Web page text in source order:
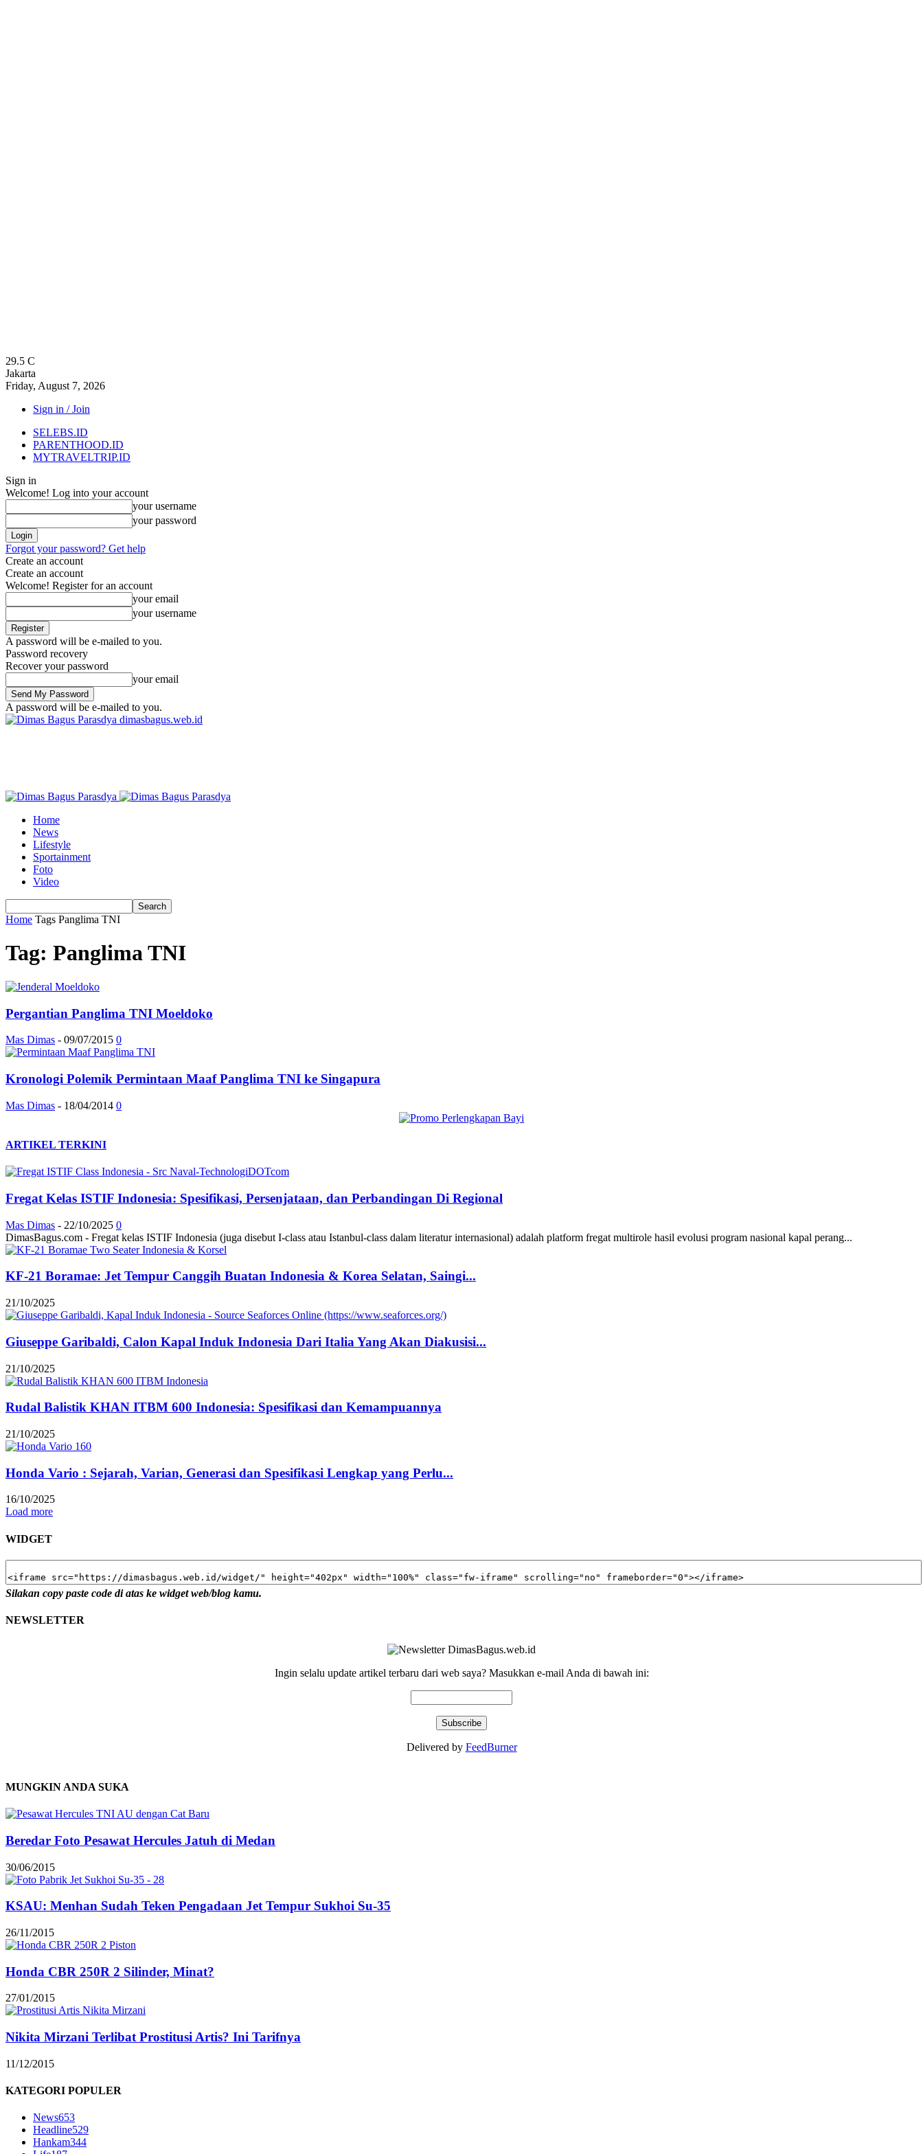
29.5 C
Jakarta
Friday, August 7, 2026
Sign in / Join
SELEBS.ID
PARENTHOOD.ID
MYTRAVELTRIP.ID
Sign in
Welcome! Log into your account
your username
your password
Forgot your password? Get help
Create an account
Create an account
Welcome! Register for an account
your email
your username
A password will be e-mailed to you.
Password recovery
Recover your password
your email
A password will be e-mailed to you.
dimasbagus.web.id
Home
News
Lifestyle
Sportainment
Foto
Video
Home Tags Panglima TNI
Tag: Panglima TNI
Pergantian Panglima TNI Moeldoko
Mas Dimas - 09/07/2015 0
Kronologi Polemik Permintaan Maaf Panglima TNI ke Singapura
Mas Dimas - 18/04/2014 0
ARTIKEL TERKINI
Fregat Kelas ISTIF Indonesia: Spesifikasi, Persenjataan, dan Perbandingan Di Regional
Mas Dimas - 22/10/2025 0
DimasBagus.com - Fregat kelas ISTIF Indonesia (juga disebut I-class atau Istanbul-class dalam literatur internasional) adalah platform fregat multirole hasil evolusi program nasional kapal perang...
KF-21 Boramae: Jet Tempur Canggih Buatan Indonesia & Korea Selatan, Saingi...
21/10/2025
Giuseppe Garibaldi, Calon Kapal Induk Indonesia Dari Italia Yang Akan Diakusisi...
21/10/2025
Rudal Balistik KHAN ITBM 600 Indonesia: Spesifikasi dan Kemampuannya
21/10/2025
Honda Vario : Sejarah, Varian, Generasi dan Spesifikasi Lengkap yang Perlu...
16/10/2025
Load more
WIDGET
Silakan copy paste code di atas ke widget web/blog kamu.
NEWSLETTER
Ingin selalu update artikel terbaru dari web saya? Masukkan e-mail Anda di bawah ini:
Delivered by FeedBurner
MUNGKIN ANDA SUKA
Beredar Foto Pesawat Hercules Jatuh di Medan
30/06/2015
KSAU: Menhan Sudah Teken Pengadaan Jet Tempur Sukhoi Su-35
26/11/2015
Honda CBR 250R 2 Silinder, Minat?
27/01/2015
Nikita Mirzani Terlibat Prostitusi Artis? Ini Tarifnya
11/12/2015
KATEGORI POPULER
News653
Headline529
Hankam344